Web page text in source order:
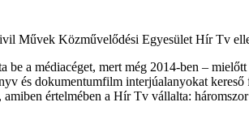
Művek Közművelődési Egyesület Hír Tv
be a médiacéget, mert még 2014-ben –
és dokumentumfilm interjúalanyokat
amiben értelmében a Hír Tv vállalta: